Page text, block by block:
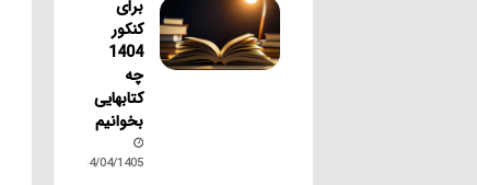
برای
کنکور
1404
چه
کتابهایی
بخوانیم
14/04/1405